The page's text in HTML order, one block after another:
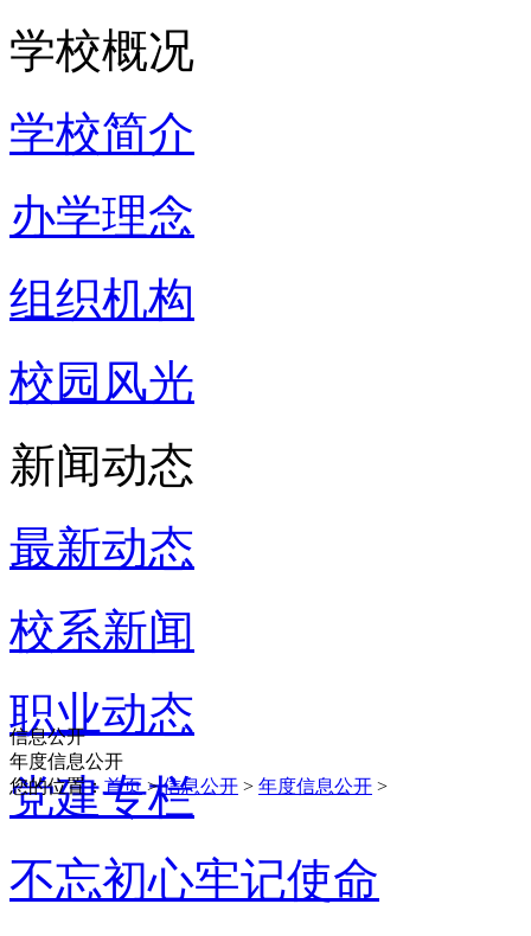
学校概况
学校简介
办学理念
组织机构
校园风光
新闻动态
最新动态
校系新闻
职业动态
党建专栏
不忘初心牢记使命
信息公开
年度信息公开
您的位置： 首页 >信息公开 > 年度信息公开 >